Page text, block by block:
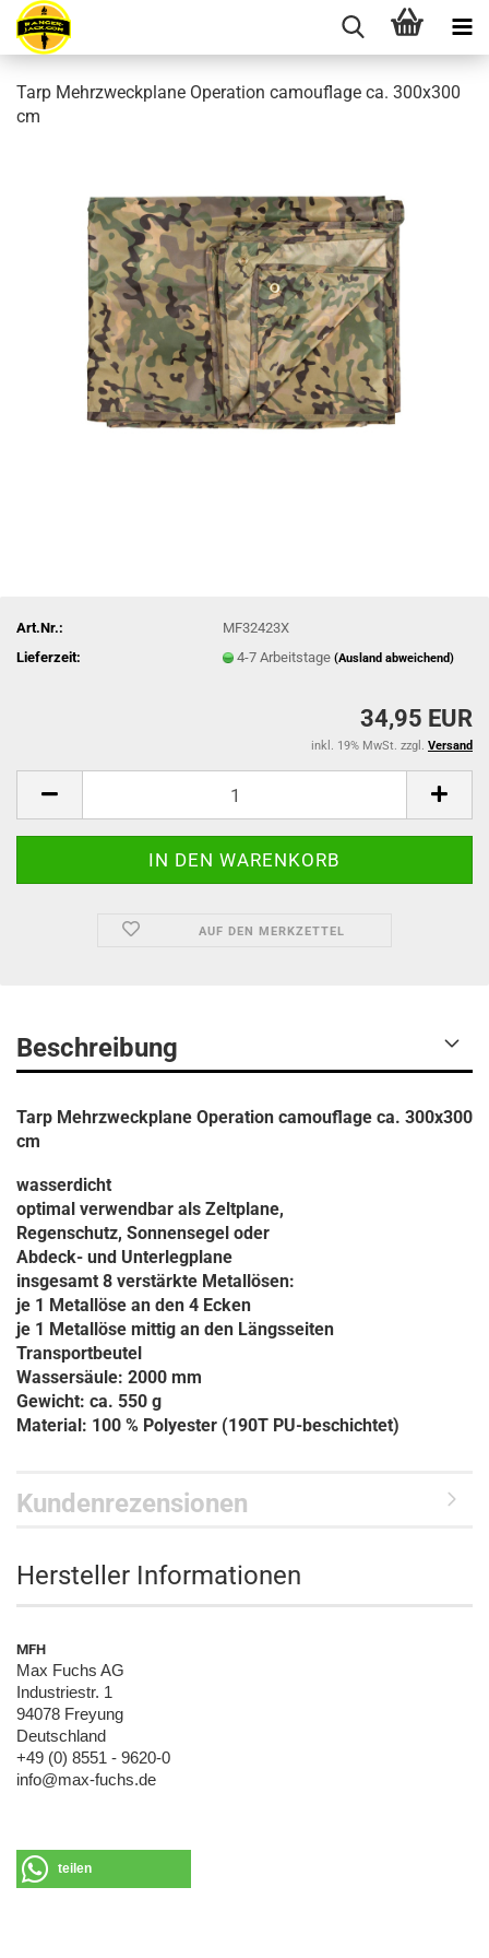
Tarp Mehrzweckplane Operation camouflage ca. 300x300
cm
Art.Nr.:
MF32423X
Lieferzeit:
4-7 Arbeitstage(Ausland abweichend)
34,95 EUR
inkl. 19% MwSt. zzgl. Versand
AUF DEN MERKZETTEL
Beschreibung
Tarp Mehrzweckplane Operation camouflage ca. 300x300
cm
wasserdicht
optimal verwendbar als Zeltplane,
Regenschutz, Sonnensegel oder
Abdeck- und Unterlegplane
insgesamt 8 verstärkte Metallösen:
je 1 Metallöse an den 4 Ecken
je 1 Metallöse mittig an den Längsseiten
Transportbeutel
Wassersäule: 2000 mm
Gewicht: ca. 550 g
Material: 100 % Polyester (190T PU-beschichtet)
Kundenrezensionen
Hersteller Informationen
MFH
Max Fuchs AG
Industriestr. 1
94078 Freyung
Deutschland
+49 (0) 8551 - 9620-0
info@max-fuchs.de
teilen